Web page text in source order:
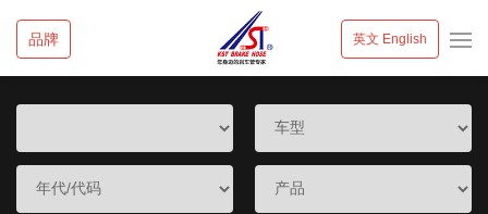
品牌 英文 English